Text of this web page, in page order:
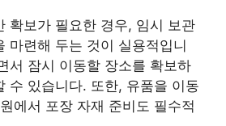
확보가 필요한 경우, 임시 보관
마련해 두는 것이 실용적입니
서 잠시 이동할 장소를 확보하
수 있습니다. 또한, 유품을 이동
에서 포장 자재 준비도 필수적